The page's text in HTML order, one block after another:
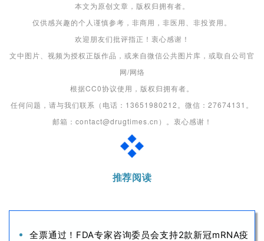
本文为原创文章，版权归拥有者。
仅供感兴趣的个人谨慎参考，非商用，非医用、非投资用。
欢迎朋友们批评指正！衷心感谢！
文中图片、视频为授权正版作品，或来自微信公共图片库，或取自公司官
网/网络
根据CC0协议使用，版权归拥有者。
任何问题，请与我们联系（电话：13651980212。微信：27674131。
邮箱：contact@drugtimes.cn）。衷心感谢！
推荐阅读
全票通过！FDA专家咨询委员会支持2款新冠mRNA疫